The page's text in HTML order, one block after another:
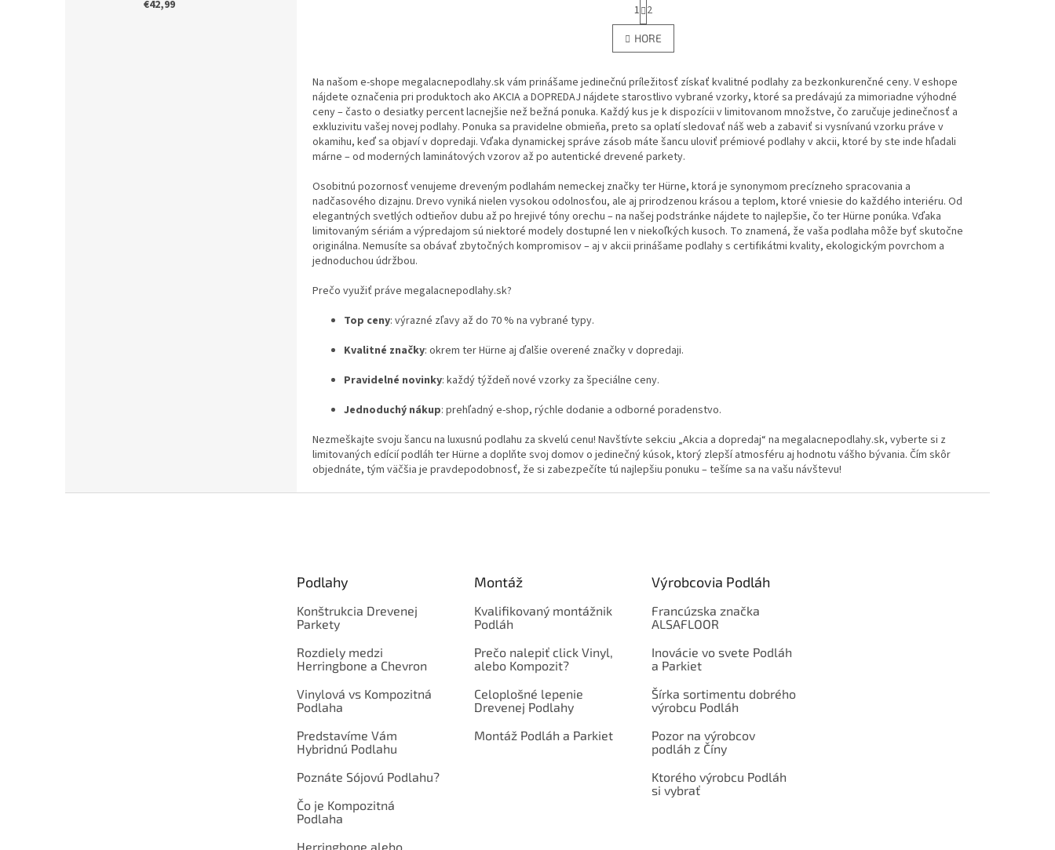
€42,99
O
v
l
d
a
c
i
e
p
r
v
k
y
v
ý
p
t
r
á
n
o
v
a
n
e
1 2
HORE
Na našom e-shope megalacnepodlahy.sk vám prinášame jedinečnú príležitosť získať kvalitné podlahy za bezkonkurenčné ceny. V eshope
nájdete označenia pri produktoch ako AKCIA a DOPREDAJ nájdete starostlivo vybrané vzorky, ktoré sa predávajú za mimoriadne výhodné
ceny – často o desiatky percent lacnejšie než bežná ponuka. Každý kus je k dispozícii v limitovanom množstve, čo zaručuje jedinečnosť a
exkluzivitu vašej novej podlahy. Ponuka sa pravidelne obmieňa, preto sa oplatí sledovať náš web a zabaviť si vysnívanú vzorku práve v
okamihu, keď sa objaví v dopredaji. Vďaka dynamickej správe zásob máte šancu uloviť prémiové podlahy v akcii, ktoré by ste inde hľadali
márne – od moderných laminátových vzorov až po autentické drevené parkety.
Osobitnú pozornosť venujeme dreveným podlahám nemeckej značky ter Hürne, ktorá je synonymom precízneho spracovania a
nadčasového dizajnu. Drevo vyniká nielen vysokou odolnosťou, ale aj prirodzenou krásou a teplom, ktoré vniesie do každého interiéru. Od
elegantných svetlých odtieňov dubu až po hrejivé tóny orechu – na našej podstránke nájdete to najlepšie, čo ter Hürne ponúka. Vďaka
limitovaným sériám a výpredajom sú niektoré modely dostupné len v niekoľkých kusoch. To znamená, že vaša podlaha môže byť skutočne
originálna. Nemusíte sa obávať zbytočných kompromisov – aj v akcii prinášame podlahy s certifikátmi kvality, ekologickým povrchom a
jednoduchou údržbou.
Prečo využiť práve megalacnepodlahy.sk?
Top ceny: výrazné zľavy až do 70 % na vybrané typy.
Kvalitné značky: okrem ter Hürne aj ďalšie overené značky v dopredaji.
Pravidelné novinky: každý týždeň nové vzorky za špeciálne ceny.
Jednoduchý nákup: prehľadný e-shop, rýchle dodanie a odborné poradenstvo.
Nezmeškajte svoju šancu na luxusnú podlahu za skvelú cenu! Navštívte sekciu „Akcia a dopredaj“ na megalacnepodlahy.sk, vyberte si z
limitovaných edícií podláh ter Hürne a doplňte svoj domov o jedinečný kúsok, ktorý zlepší atmosféru aj hodnotu vášho bývania. Čím skôr
objednáte, tým väčšia je pravdepodobnosť, že si zabezpečíte tú najlepšiu ponuku – tešíme sa na vašu návštevu!
Podlahy
Konštrukcia Drevenej
Parkety
Rozdiely medzi
Herringbone a Chevron
Vinylová vs Kompozitná
Podlaha
Predstavíme Vám
Hybridnú Podlahu
Poznáte Sójovú Podlahu?
Čo je Kompozitná
Podlaha
Herringbone alebo
Montáž
Kvalifikovaný montážnik
Podláh
Prečo nalepiť click Vinyl,
alebo Kompozit?
Celoplošné lepenie
Drevenej Podlahy
Montáž Podláh a Parkiet
Výrobcovia Podláh
Francúzska značka
ALSAFLOOR
Inovácie vo svete Podláh
a Parkiet
Šírka sortimentu dobrého
výrobcu Podláh
Pozor na výrobcov
podláh z Číny
Ktorého výrobcu Podláh
si vybrať